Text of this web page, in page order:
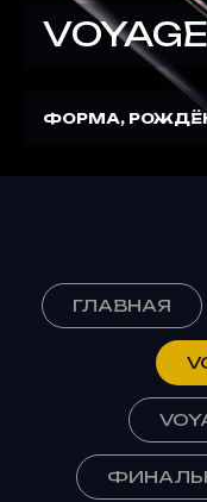
ФОРМА,
ГЛАВНАЯ